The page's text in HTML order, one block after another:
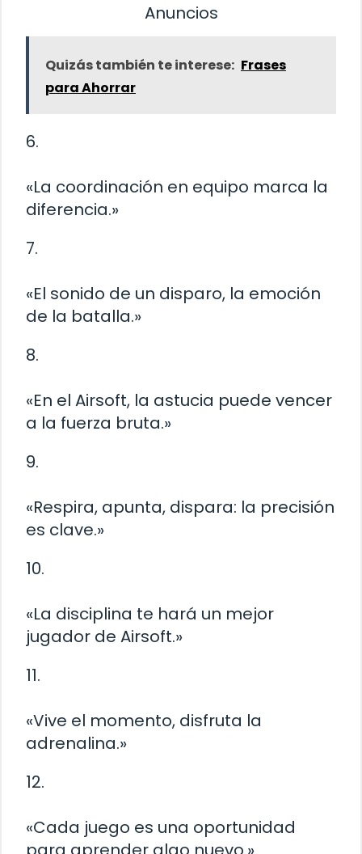
Anuncios
Quizás también te interese: Frases
para Ahorrar
6.
«La coordinación en equipo marca la
diferencia.»
7.
«El sonido de un disparo, la emoción
de la batalla.»
8.
«En el Airsoft, la astucia puede vencer
a la fuerza bruta.»
9.
«Respira, apunta, dispara: la precisión
es clave.»
10.
«La disciplina te hará un mejor
jugador de Airsoft.»
11.
«Vive el momento, disfruta la
adrenalina.»
12.
«Cada juego es una oportunidad